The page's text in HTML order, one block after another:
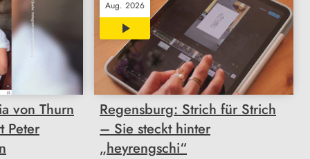
von Thurn
Peter
Aug. 2026
03:35
Regensburg: Strich für Strich
– Sie steckt hinter
„heyrengschi“